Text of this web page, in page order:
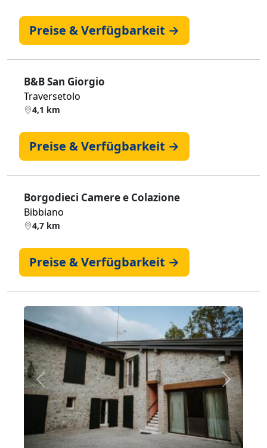
Preise & Verfügbarkeit →
B&B San Giorgio
Traversetolo
4,1 km
Preise & Verfügbarkeit →
Borgodieci Camere e Colazione
Bibbiano
4,7 km
Preise & Verfügbarkeit →
Zurück Weiter